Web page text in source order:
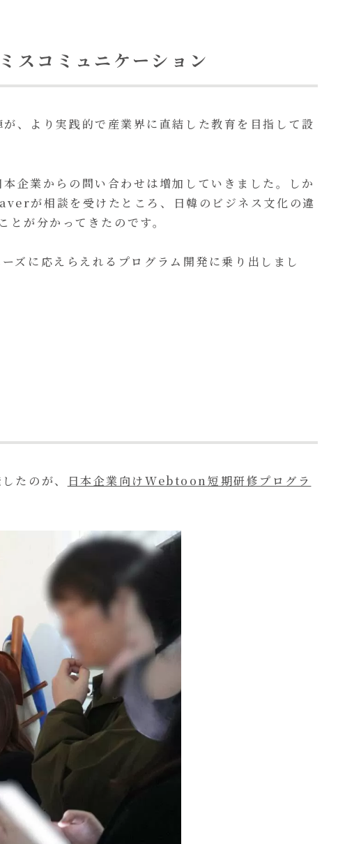
スコミュニケーション
、より実践的で産業界に直結した教育を目指して設
企業からの問い合わせは増加していきました。しか
が相談を受けたところ、日韓のビジネス文化の違
が分かってきたのです。
に応えらえれるプログラム開発に乗り出しまし
たのが、
日本企業向けWebtoon短期研修プログラ